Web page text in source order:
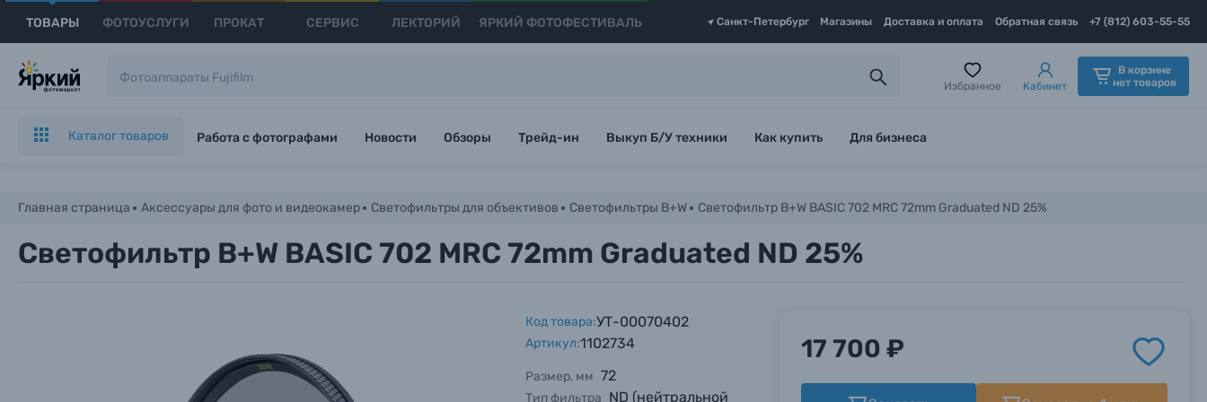
ТОВАРЫ ФОТОУСЛУГИ ПРОКАТ СЕРВИС ЛЕКТОРИЙ ЯРКИЙ ФОТОФЕСТИВАЛЬ Санкт-Петербург Магазины Доставка и оплата Обратная связь +7 (812) 603-55-55
Избранное Кабинет
В корзине
нет товаров
Каталог товаров Работа с фотографами Новости Обзоры Трейд-ин Выкуп Б/У техники Как купить Для бизнеса
Главная страница Аксессуары для фото и видеокамер Светофильтры для объективов Светофильтры B+W Светофильтр B+W BASIC 702 MRC 72mm Graduated ND 25%
Светофильтр B+W BASIC 702 MRC 72mm Graduated ND 25%
Код товара:УТ-00070402
Артикул:1102734
Размер, мм 72
Тип фильтра ND (нейтральной
17 700 ₽